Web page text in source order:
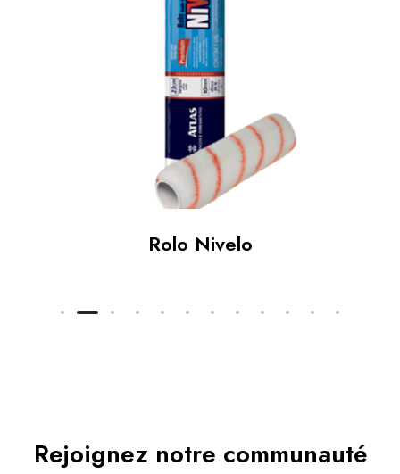
Rolo Nivelo
Rejoignez notre communauté